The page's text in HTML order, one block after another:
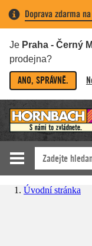
Doprava zdarma
Je Praha - Černý
prodejna?
ANO, SPRÁVNĚ.
Úvodní stránka